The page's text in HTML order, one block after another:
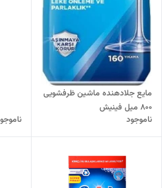
مایع جلادهنده ماشین ظرفشویی
800 میل فینیش
ناموجود